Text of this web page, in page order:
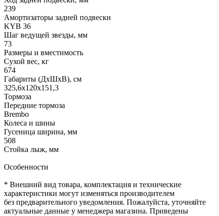
239
Амортизаторы задней подвески
KYB 36
Шаг ведущей звезды, мм
73
Размеры и вместимость
Сухой вес, кг
674
Габариты (ДхШхВ), см
325,6x120x151,3
Тормоза
Передние тормоза
Brembo
Колеса и шины
Гусеница ширина, мм
508
Стойка лыж, мм
Особенности
* Внешний вид товара, комплектация и технические
характеристики могут изменяться производителем
без предварительного уведомления. Пожалуйста, уточняйте
актуальные данные у менеджера магазина. Приведены